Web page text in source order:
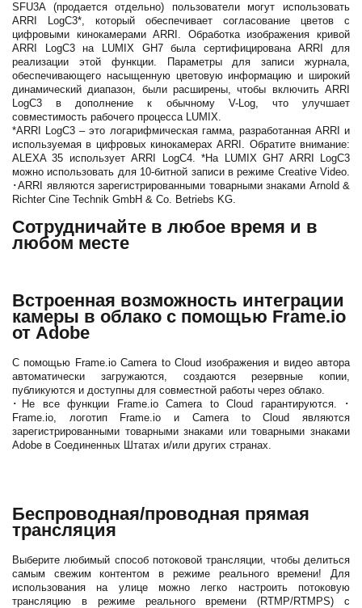
SFU3A (продается отдельно) пользователи могут использовать
ARRI LogC3*, который обеспечивает согласование цветов с
цифровыми кинокамерами ARRI. Обработка изображения кривой
ARRI LogC3 на LUMIX GH7 была сертифицирована ARRI для
реализации этой функции. Параметры для записи журнала,
обеспечивающего насыщенную цветовую информацию и широкий
динамический диапазон, были расширены, чтобы включить ARRI
LogC3 в дополнение к обычному V-Log, что улучшает
совместимость рабочего процесса LUMIX.
*ARRI LogC3 – это логарифмическая гамма, разработанная ARRI и
используемая в цифровых кинокамерах ARRI. Обратите внимание:
ALEXA 35 использует ARRI LogC4. *На LUMIX GH7 ARRI LogC3
можно использовать для 10-битной записи в режиме Creative Video.
･ARRI являются зарегистрированными товарными знаками Arnold &
Richter Cine Technik GmbH & Co. Betriebs KG.
Сотрудничайте в любое время и в
любом месте
Встроенная возможность интеграции
камеры в облако с помощью Frame.io
от Adobe
С помощью Frame.io Camera to Cloud изображения и видео автора
автоматически загружаются, создаются резервные копии,
публикуются и доступны для совместной работы через облако.
･Не все функции Frame.io Camera to Cloud гарантируются. ･
Frame.io, логотип Frame.io и Camera to Cloud являются
зарегистрированными товарными знаками или товарными знаками
Adobe в Соединенных Штатах и/или других странах.
Беспроводная/проводная прямая
трансляция
Выберите любимый способ потоковой трансляции, чтобы делиться
самым свежим контентом в режиме реального времени! Для
использования на улице можно легко настроить потоковую
трансляцию в режиме реального времени (RTMP/RTMPS) с